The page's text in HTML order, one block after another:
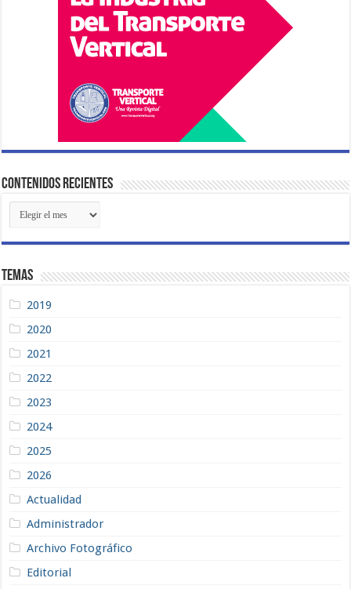
Contenidos Recientes
Contenidos
Recientes
Temas
2019
2020
2021
2022
2023
2024
2025
2026
Actualidad
Administrador
Archivo Fotográfico
Editorial